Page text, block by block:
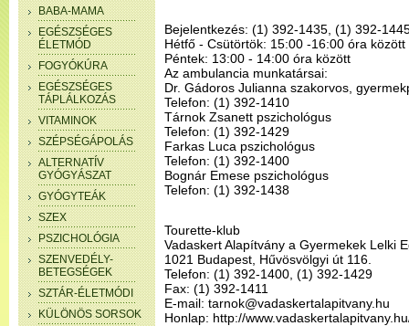
BABA-MAMA
EGÉSZSÉGES
ÉLETMÓD
FOGYÓKÚRA
EGÉSZSÉGES
TÁPLÁLKOZÁS
VITAMINOK
SZÉPSÉGÁPOLÁS
ALTERNATÍV
GYÓGYÁSZAT
GYÓGYTEÁK
SZEX
PSZICHOLÓGIA
SZENVEDÉLY-
BETEGSÉGEK
SZTÁR-ÉLETMÓDI
KÜLÖNÖS SORSOK
Bejelentkezés: (1) 392-1435, (1) 392-
Hétfő - Csütörtök: 15:00 -16:00 óra között
Péntek: 13:00 - 14:00 óra között
Az ambulancia munkatársai:
Dr. Gádoros Julianna szakorvos,
Telefon: (1) 392-1410
Tárnok Zsanett pszichológus
Telefon: (1) 392-1429
Farkas Luca pszichológus
Telefon: (1) 392-1400
Bognár Emese pszichológus
Telefon: (1) 392-1438
Tourette-klub
Vadaskert Alapítvány a Gyermekek Lelki
1021 Budapest, Hűvösvölgyi út 116.
Telefon: (1) 392-1400, (1) 392-1429
Fax: (1) 392-1411
E-mail: tarnok@vadaskertalapitvany.hu
Honlap: http://